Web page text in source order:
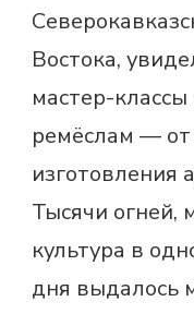
Востока,
мастер-
ремёслам — от
изготовления
Тысячи огней,
культура в
дня выдалось